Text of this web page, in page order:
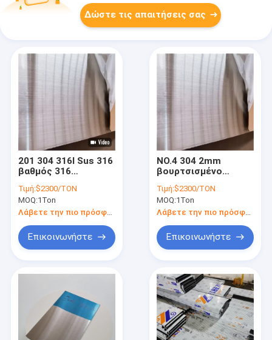
Δώστε τις απαιτήσεις σας
201 304 316l Sus 316
βαθμός 316
επιτροπή #4 πιάτων
ανοξείδωτου
ανοξείδωτου
Τιμή:$2300/TON
MOQ:1Ton
Λάβετε την πιο πρόσφατη τιμή
Επικοινωνήστε
NO.4 304 2mm
βουρτσισμένο
0,036 12 X 5
ανοξείδωτου
Τιμή:$2300/TON
MOQ:1Ton
Επικοινωνήστε